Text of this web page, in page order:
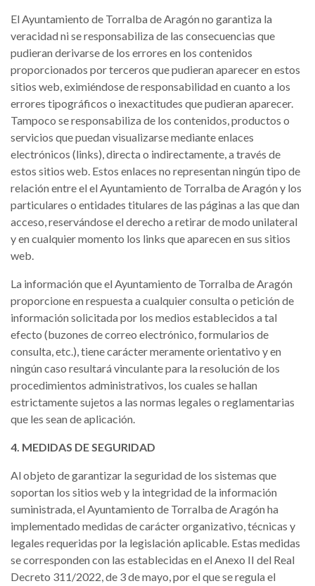
El Ayuntamiento de Torralba de Aragón no garantiza la
veracidad ni se responsabiliza de las consecuencias que
pudieran derivarse de los errores en los contenidos
proporcionados por terceros que pudieran aparecer en estos
sitios web, eximiéndose de responsabilidad en cuanto a los
errores tipográficos o inexactitudes que pudieran aparecer.
Tampoco se responsabiliza de los contenidos, productos o
servicios que puedan visualizarse mediante enlaces
electrónicos (links), directa o indirectamente, a través de
estos sitios web. Estos enlaces no representan ningún tipo de
relación entre el el Ayuntamiento de Torralba de Aragón y los
particulares o entidades titulares de las páginas a las que dan
acceso, reservándose el derecho a retirar de modo unilateral
y en cualquier momento los links que aparecen en sus sitios
web.
La información que el Ayuntamiento de Torralba de Aragón
proporcione en respuesta a cualquier consulta o petición de
información solicitada por los medios establecidos a tal
efecto (buzones de correo electrónico, formularios de
consulta, etc.), tiene carácter meramente orientativo y en
ningún caso resultará vinculante para la resolución de los
procedimientos administrativos, los cuales se hallan
estrictamente sujetos a las normas legales o reglamentarias
que les sean de aplicación.
4. MEDIDAS DE SEGURIDAD
Al objeto de garantizar la seguridad de los sistemas que
soportan los sitios web y la integridad de la información
suministrada, el Ayuntamiento de Torralba de Aragón ha
implementado medidas de carácter organizativo, técnicas y
legales requeridas por la legislación aplicable. Estas medidas
se corresponden con las establecidas en el Anexo II del Real
Decreto 311/2022, de 3 de mayo, por el que se regula el